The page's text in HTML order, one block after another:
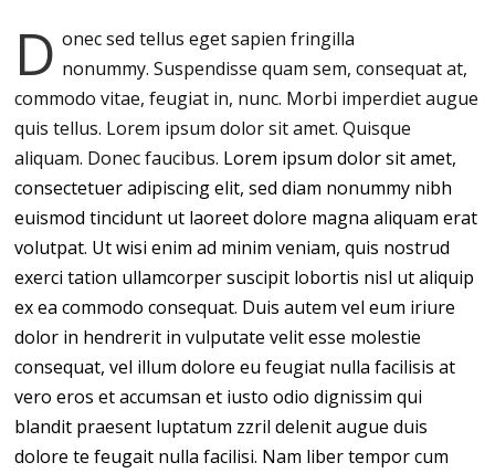
D onec sed tellus eget sapien fringilla
nonummy.Suspendisse quam sem, consequat at,
commodo vitae, feugiat in, nunc. Morbi imperdiet augue
quis tellus. Lorem ipsum dolor sit amet. Quisque
aliquam. Donec faucibus. Lorem ipsum dolor sit amet,
consectetuer adipiscing elit, sed diam nonummy nibh
euismod tincidunt ut laoreet dolore magna aliquam erat
volutpat. Ut wisi enim ad minim veniam, quis nostrud
exerci tation ullamcorper suscipit lobortis nisl ut aliquip
ex ea commodo consequat. Duis autem vel eum iriure
dolor in hendrerit in vulputate velit esse molestie
consequat, vel illum dolore eu feugiat nulla facilisis at
vero eros et accumsan et iusto odio dignissim qui
blandit praesent luptatum zzril delenit augue duis
dolore te feugait nulla facilisi. Nam liber tempor cum